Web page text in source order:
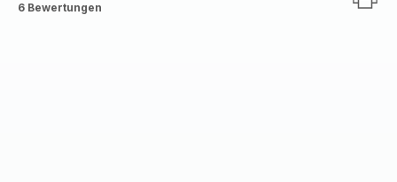
ratings.2.5
6 Bewertungen